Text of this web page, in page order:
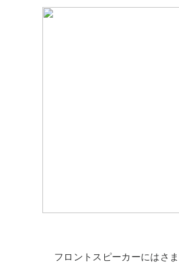
フロントスピーカーにはさ